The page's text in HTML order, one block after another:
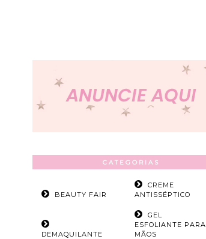
CATEGORIAS
BEAUTY FAIR
CREME
ANTISSÉPTICO
DEMAQUILANTE
GEL
ESFOLIANTE PARA
MÃOS